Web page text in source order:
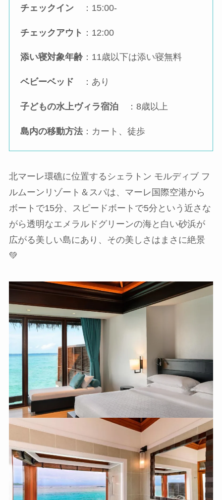
チェックイン ：15:00-
チェックアウト ：12:00
添い寝対象年齢 ：11歳以下は添い寝無料
ベビーベッド ：あり
子どもの水上ヴィラ宿泊 ：8歳以上
島内の移動方法：カート、徒歩
北マーレ環礁に位置するシェラトン モルディブ フ
ルムーンリゾート＆スパは、マーレ国際空港から
ボートで15分、スピードボートで5分という近さな
がら透明なエメラルドグリーンの海と白い砂浜が
広がる美しい島にあり、その美しさはまさに絶景
💚